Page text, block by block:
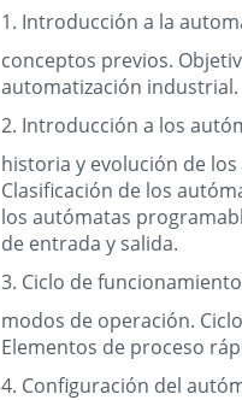
1. Introducción a la
conceptos previos.
automatización industrial.
2. Introducción a los
historia y evolución de
Clasificación de los
los autómatas
de entrada y salida.
3. Ciclo de
modos de operación.
Elementos de proceso
4. Configuración del